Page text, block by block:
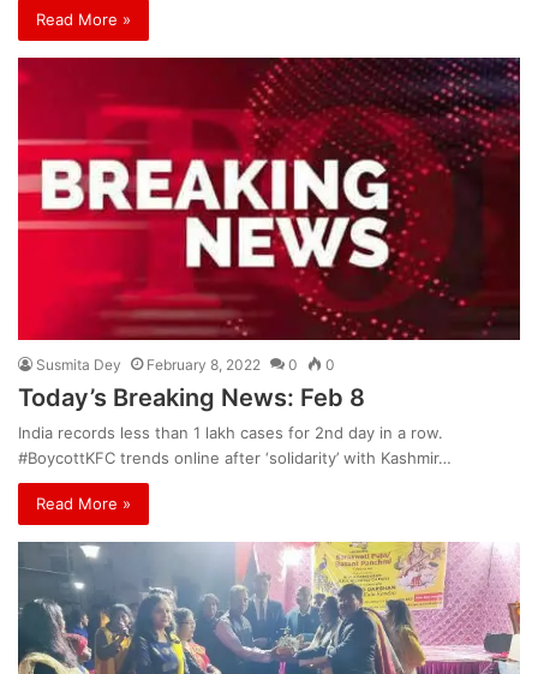
Read More »
Susmita Dey February 8, 2022 0 0
Today’s Breaking News: Feb 8
India records less than 1 lakh cases for 2nd day in a row.
#BoycottKFC trends online after ‘solidarity’ with Kashmir…
Read More »